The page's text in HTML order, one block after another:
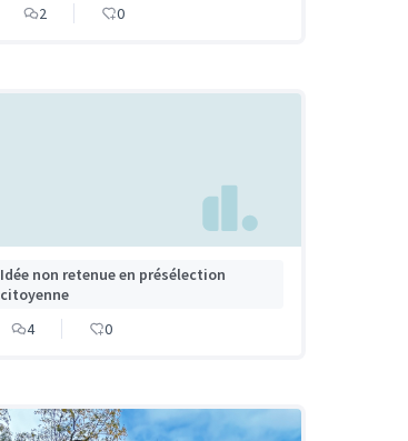
2 0
Idée non retenue en présélection
citoyenne
4 0